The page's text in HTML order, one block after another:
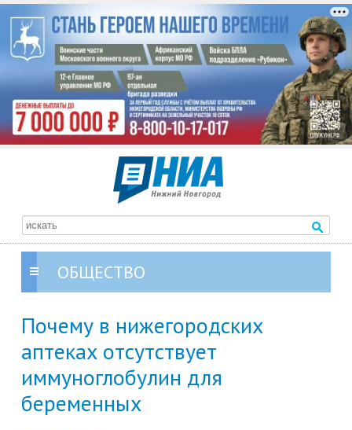
ОБЩЕСТВО
Почему в нижегородских
аптеках отсутствует
иммуноглобулин для
беременных